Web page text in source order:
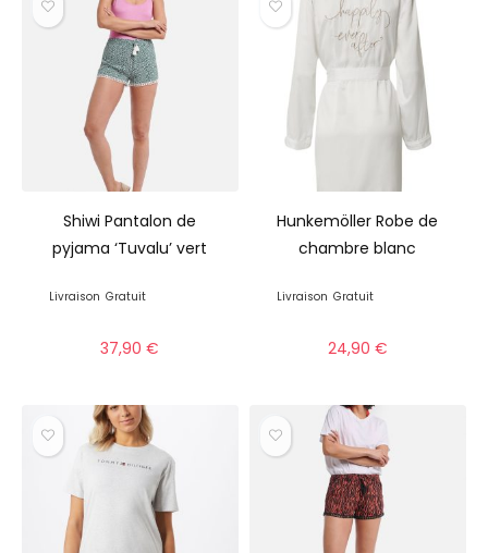
Shiwi Pantalon de
pyjama ‘Tuvalu’ vert
Livraison Gratuit
37,90€
Hunkemöller Robe de
chambre blanc
Livraison Gratuit
24,90 €